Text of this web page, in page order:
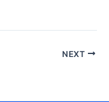
NEXT